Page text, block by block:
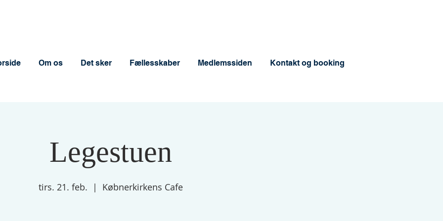
Om os Det sker Fællesskaber Medlemssiden Kontakt og booking
Legestuen
tirs. 21. feb.
  |
Købnerkirkens Cafe